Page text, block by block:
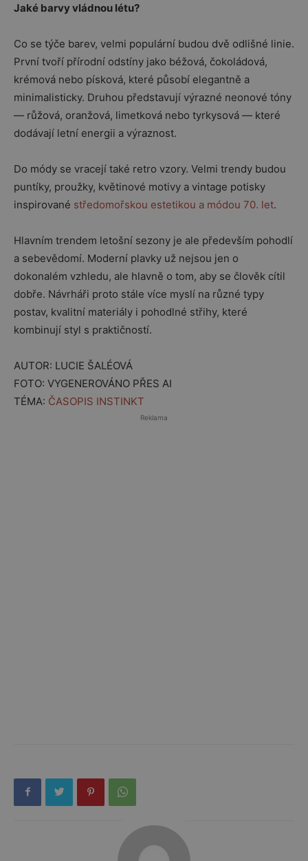
Jaké barvy vládnou létu?
Co se týče barev, velmi populární budou dvě odlišné linie.
První tvoří přírodní odstíny jako béžová, čokoládová,
krémová nebo písková, které působí elegantně a
minimalisticky. Druhou představují výrazné neonové tóny
— růžová, oranžová, limetková nebo tyrkysová — které
dodávají letní energii a výraznost.
Do módy se vracejí také retro vzory. Velmi trendy budou
puntíky, proužky, květinové motivy a vintage potisky
inspirované středomořskou estetikou a módou 70. let.
Hlavním trendem letošní sezony je ale především pohodlí
a sebevědomí. Moderní plavky už nejsou jen o
dokonalém vzhledu, ale hlavně o tom, aby se člověk cítil
dobře. Návrháři proto stále více myslí na různé typy
postav, kvalitní materiály i pohodlné střihy, které
kombinují styl s praktičností.
AUTOR: LUCIE ŠALÉOVÁ
FOTO: VYGENEROVÁNO PŘES AI
TÉMA: ČASOPIS INSTINKT
Reklama